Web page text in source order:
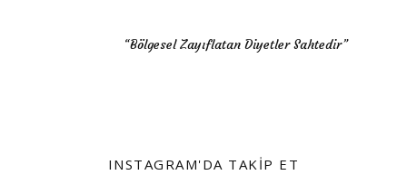
“Bölgesel Zayıflatan Diyetler Sahtedir”
INSTAGRAM'DA TAKIP ET